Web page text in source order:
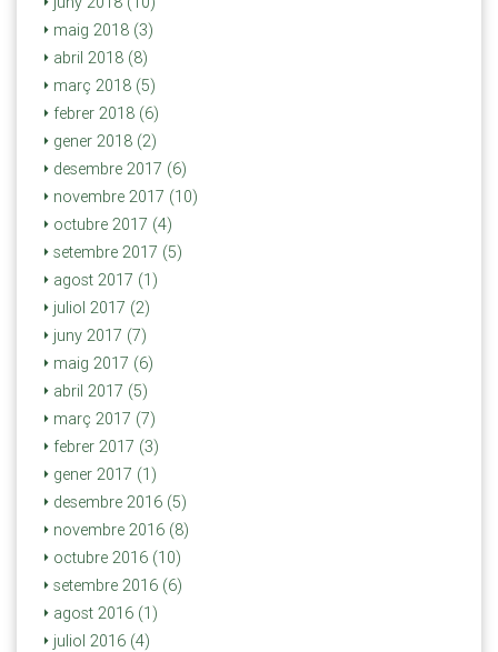
maig 2018 (3)
abril 2018 (8)
març 2018 (5)
febrer 2018 (6)
gener 2018 (2)
desembre 2017 (6)
novembre 2017 (10)
octubre 2017 (4)
setembre 2017 (5)
agost 2017 (1)
juliol 2017 (2)
juny 2017 (7)
maig 2017 (6)
abril 2017 (5)
març 2017 (7)
febrer 2017 (3)
gener 2017 (1)
desembre 2016 (5)
novembre 2016 (8)
octubre 2016 (10)
setembre 2016 (6)
agost 2016 (1)
juliol 2016 (4)